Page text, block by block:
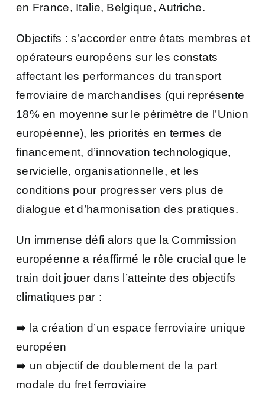
en France, Italie, Belgique, Autriche.
Objectifs : s’accorder entre états membres et
opérateurs européens sur les constats
affectant les performances du transport
ferroviaire de marchandises (qui représente
18% en moyenne sur le périmètre de l’Union
européenne), les priorités en termes de
financement, d’innovation technologique,
servicielle, organisationnelle, et les
conditions pour progresser vers plus de
dialogue et d’harmonisation des pratiques.
Un immense défi alors que la Commission
européenne a réaffirmé le rôle crucial que le
train doit jouer dans l’atteinte des objectifs
climatiques par :
➡️ la création d’un espace ferroviaire unique
européen
➡️ un objectif de doublement de la part
modale du fret ferroviaire